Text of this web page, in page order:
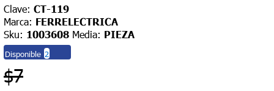
Clave: CT-119
Marca: FERRELECTRICA
Sku: 1003608 Media: PIEZA
Disponible 2
$7